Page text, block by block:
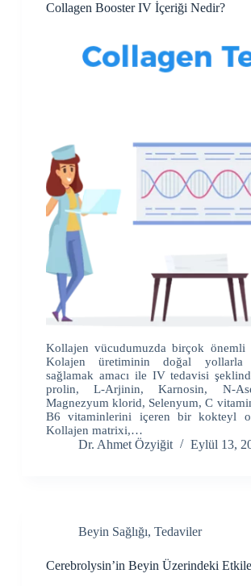
Collagen Booster IV İçeriği Nedir?
Kollajen vücudumuzda birçok önemli
Kolajen üretiminin doğal yollarla
sağlamak amacı ile IV tedavisi
prolin, L-Arjinin, Karnosin, N-
Magnezyum klorid, Selenyum, C
B6 vitaminlerini içeren bir kokteyl
Kollajen matrixi,…
Dr. Ahmet Özyiğit Eylül 13,
Beyin Sağlığı, Tedaviler
Cerebrolysin’in Beyin Üzerindeki